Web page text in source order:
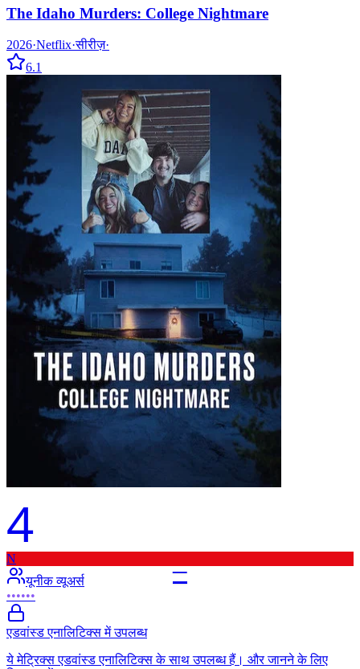
The Idaho Murders: College Nightmare
2026·Netflix·सीरीज़·
6.1
4
–
N
यूनीक व्यूअर्स
••••••
एडवांस्ड एनालिटिक्स में उपलब्ध
ये मेट्रिक्स एडवांस्ड एनालिटिक्स के साथ उपलब्ध हैं। और जानने के लिए